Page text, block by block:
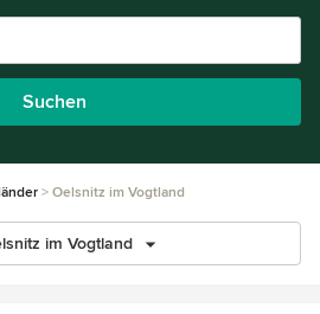
Suchen
Oelsnitz im Vogtland
im Vogtland